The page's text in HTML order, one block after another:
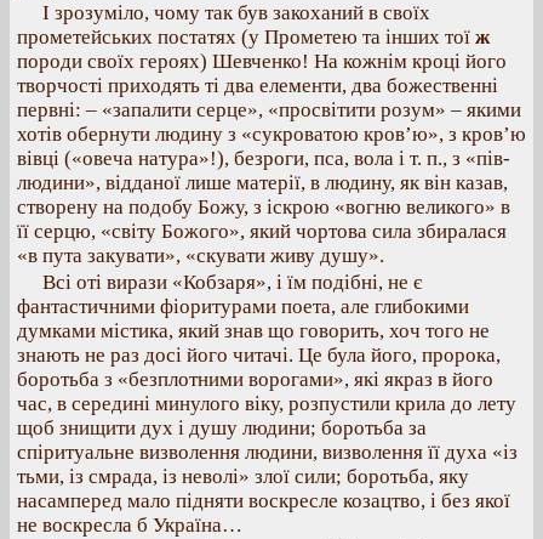
І зрозуміло, чому так був закоханий в своїх
прометейських постатях (у Прометею та інших тої ж
породи своїх героях) Шевченко! На кожнім кроці його
творчості приходять ті два елементи, два божественні
первні: – «запалити серце», «просвітити розум» – якими
хотів обернути людину з «сукроватою кров’ю», з кров’ю
вівці («овеча натура»!), безроги, пса, вола і т. п., з «пів-
людини», відданої лише матерії, в людину, як він казав,
створену на подобу Божу, з іскрою «вогню великого» в
її серцю, «світу Божого», який чортова сила збиралася
«в пута закувати», «скувати живу душу».
Всі оті вирази «Кобзаря», і їм подібні, не є
фантастичними фіоритурами поета, але глибокими
думками містика, який знав що говорить, хоч того не
знають не раз досі його читачі. Це була його, пророка,
боротьба з «безплотними ворогами», які якраз в його
час, в середині минулого віку, розпустили крила до лету
щоб знищити дух і душу людини; боротьба за
спіритуальне визволення людини, визволення її духа «із
тьми, із смрада, із неволі» злої сили; боротьба, яку
насамперед мало підняти воскресле козацтво, і без якої
не воскресла б Україна…